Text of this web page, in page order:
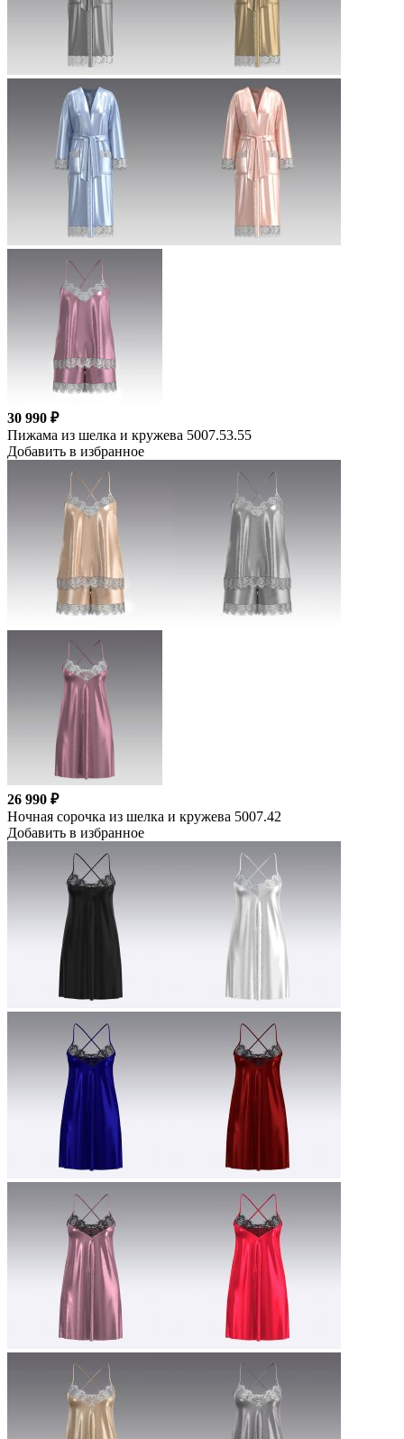
30 990 ₽
Пижама из шелка и кружева 5007.53.55
Добавить в избранное
26 990 ₽
Ночная сорочка из шелка и кружева 5007.42
Добавить в избранное